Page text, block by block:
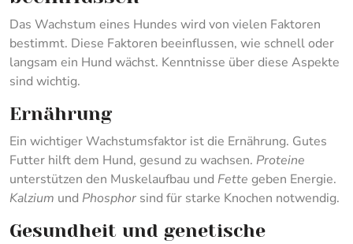
Das Wachstum eines Hundes wird von vielen Faktoren
bestimmt. Diese Faktoren beeinflussen, wie schnell oder
langsam ein Hund wächst. Kenntnisse über diese Aspekte
sind wichtig.
Ernährung
Ein wichtiger Wachstumsfaktor ist die Ernährung. Gutes
Futter hilft dem Hund, gesund zu wachsen. Proteine
unterstützen den Muskelaufbau und Fette geben Energie.
Kalzium und Phosphor sind für starke Knochen notwendig.
Gesundheit und genetische